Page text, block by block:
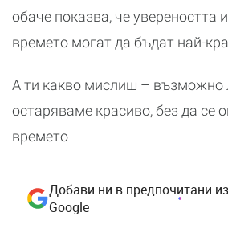
обаче показва, че увереността
времето могат да бъдат най-
А ти какво мислиш – възможно
остаряваме красиво, без да се
времето
Добави ни в предпочитани
Google